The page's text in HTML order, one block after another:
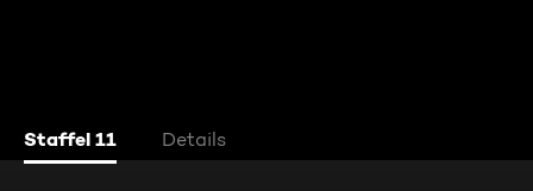
Staffel 11 Details